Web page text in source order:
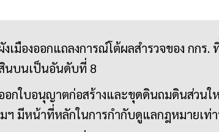
เมืองออกแถลงการณ์โต้ผลสำรวจของ กกร.
นบนเป็นอันดับที่ 8
อกใบอนุญาตก่อสร้างและขุดดินถมดินส่วนใ
ฯ มีหน้าที่หลักในการกำกับดูแลกฎหมายเท่